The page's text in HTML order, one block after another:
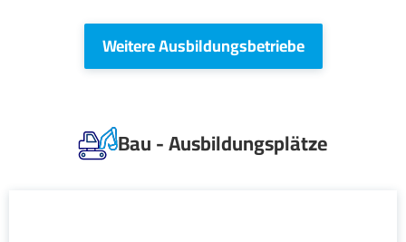
Weitere Ausbildungsbetriebe
Bau - Ausbildungsplätze